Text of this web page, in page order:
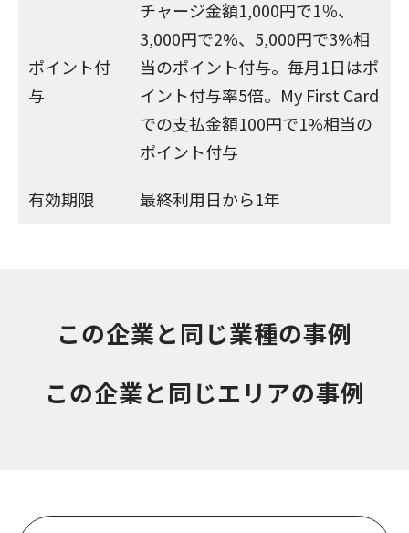
ポイント付
与
チャージ金額1,000円で1％、
3,000円で2%、5,000円で3%相
当のポイント付与。毎月1日はポ
イント付与率5倍。My First Card
での支払金額100円で1%相当の
ポイント付与
有効期限
最終利用日から1年
この企業と同じ業種の事例
この企業と同じエリアの事例